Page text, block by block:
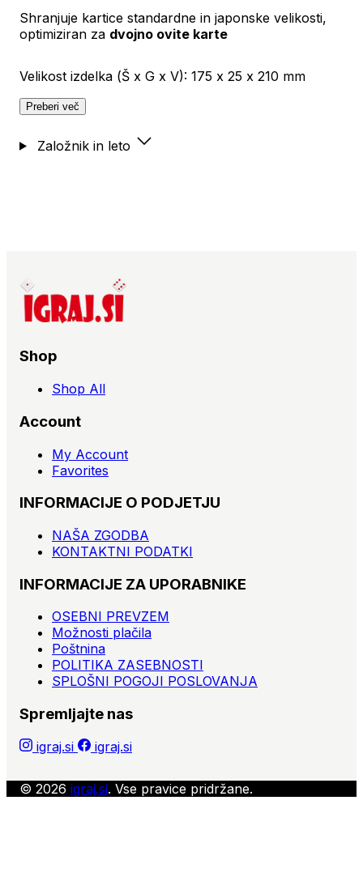
Shranjuje kartice standardne in japonske velikosti,
optimiziran za dvojno ovite karte
Velikost izdelka (Š x G x V): 175 x 25 x 210 mm
Preberi več
Založnik in leto
Shop
Shop All
Account
My Account
Favorites
INFORMACIJE O PODJETJU
NAŠA ZGODBA
KONTAKTNI PODATKI
INFORMACIJE ZA UPORABNIKE
OSEBNI PREVZEM
Možnosti plačila
Poštnina
POLITIKA ZASEBNOSTI
SPLOŠNI POGOJI POSLOVANJA
Spremljajte nas
igraj.si igraj.si
© 2026 igraj.si. Vse pravice pridržane.